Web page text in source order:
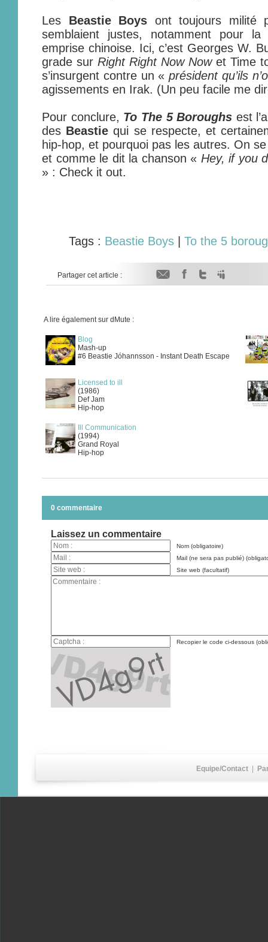
Les Beastie Boys ont toujours milité
semblaient justes, notamment pour
emprise chinoise. Ici, c’est Georges W.
grade sur Right Right Now Nowet Time
s’insurgent contre un « président qu’ils
agissements en Irak. (Un peu facile me
Pour conclure, To The 5 Boroughs est
des Beastie qui se respecte, et
hip-hop, et pourquoi pas les autres. On
et comme le dit la chanson « Hey, if you
» : Check it out.
Tags : Beastie Boys To the 5
Partager cet article :
A lire également sur dMute :
Blog
Mash-up
#6 Beastie Jóhannsson - Instant Death Escape
Licensed to ill
(1986)
Def Jam
Hip-hop
Ill Communication
(1994)
Grand Royal
Hip-hop
0 commentaire
Laissez un commentaire
Nom (obligatoire)
Mail (ne sera pas publié)
Site web (facultatif)
Recopier le code ci-dessous
Equipe/Contact